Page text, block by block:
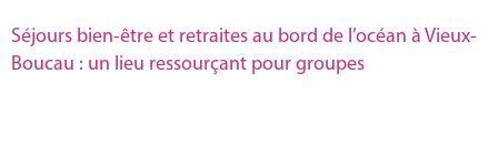
Séjours bien-être et retraites au bord de l’océan à Vieux-
Boucau : un lieu ressourçant pour groupes